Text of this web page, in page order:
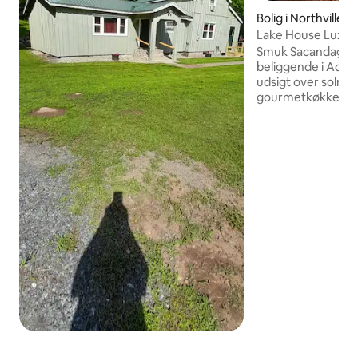
Bolig i Northville
Lake House
Smuk Sacandaga
beliggende i
udsigt over
gourmetkøkken